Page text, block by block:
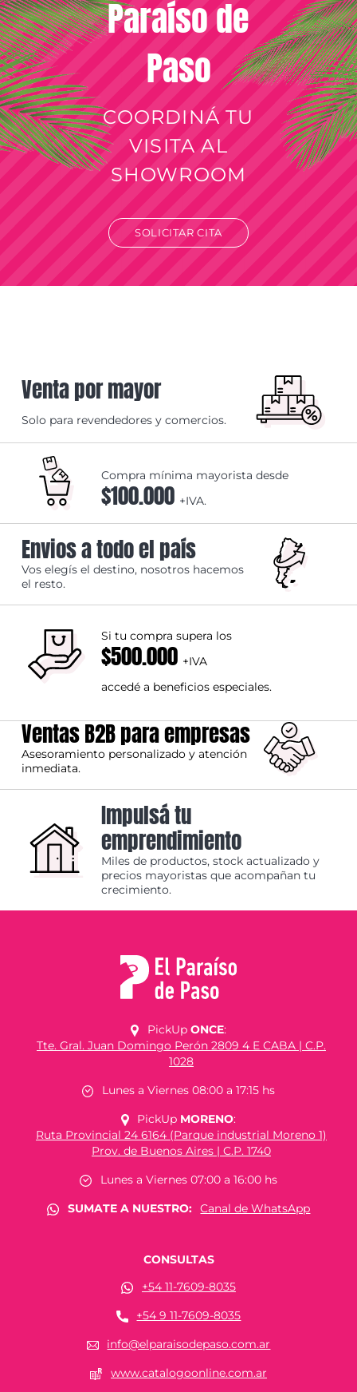
Paraíso de
Paso
COORDINÁ TU
VISITA AL
SHOWROOM
SOLICITAR CITA
Venta por mayor
Solo para revendedores y comercios.
Compra mínima mayorista desde
$100.000 +IVA.
Envios a todo el país
Vos elegís el destino, nosotros hacemos
el resto.
Si tu compra supera los
$500.000 +IVA
accedé a beneficios especiales.
Ventas B2B para empresas
Asesoramiento personalizado y atención
inmediata.
Impulsá tu
emprendimiento
Miles de productos, stock actualizado y
precios mayoristas que acompañan tu
crecimiento.
PickUp ONCE:
Tte. Gral. Juan Domingo Perón 2809 4 E CABA | C.P.
1028
Lunes a Viernes 08:00 a 17:15 hs
PickUp MORENO:
Ruta Provincial 24 6164 (Parque industrial Moreno 1)
Prov. de Buenos Aires | C.P. 1740
Lunes a Viernes 07:00 a 16:00 hs
SUMATE A NUESTRO:
Canal de WhatsApp
CONSULTAS
+54 11-7609-8035
+54 9 11-7609-8035
info@elparaisodepaso.com.ar
www.catalogoonline.com.ar